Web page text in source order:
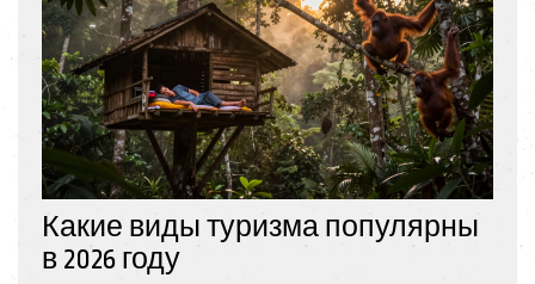
Какие виды туризма популярны
в 2026 году